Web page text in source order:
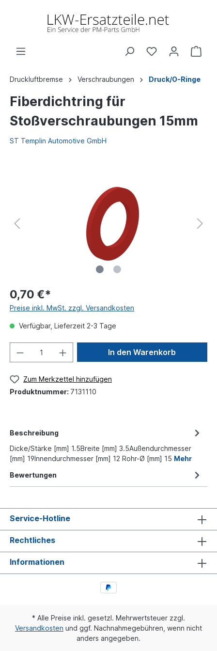
Druckluftbremse Verschraubungen Druck/O-Ringe
Fiberdichtring für
Stoßverschraubungen 15mm
ST Templin Automotive GmbH
0,70 €*
Preise inkl. MwSt. zzgl. Versandkosten
Verfügbar, Lieferzeit 2-3 Tage
In den Warenkorb
Zum Merkzettel hinzufügen
Produktnummer: 7131110
Beschreibung
Dicke/Stärke [mm] 1.5Breite [mm] 3.5Außendurchmesser
[mm] 19Innendurchmesser [mm] 12 Rohr-Ø [mm] 15 Mehr
Bewertungen
Service-Hotline
Rechtliches
Informationen
* Alle Preise inkl. gesetzl. Mehrwertsteuer zzgl.
Versandkosten und ggf. Nachnahmegebühren, wenn nicht
anders angegeben.